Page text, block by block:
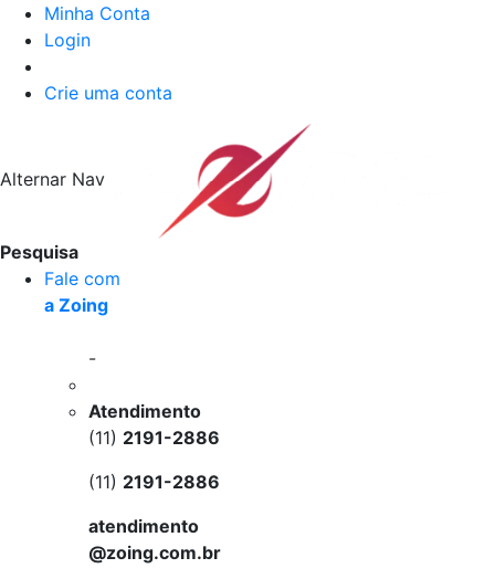
Minha Conta
Login
Crie uma conta
Alternar Nav
Pesquisa
Fale com
a Zoing
-
Atendimento
(11) 2191-2886
(11) 2191-2886
atendimento
@zoing.com.br